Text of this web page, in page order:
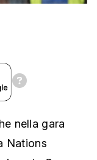
nella gara
Nations